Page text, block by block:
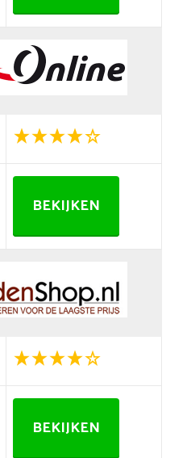
BEKIJKEN
BEKIJKEN